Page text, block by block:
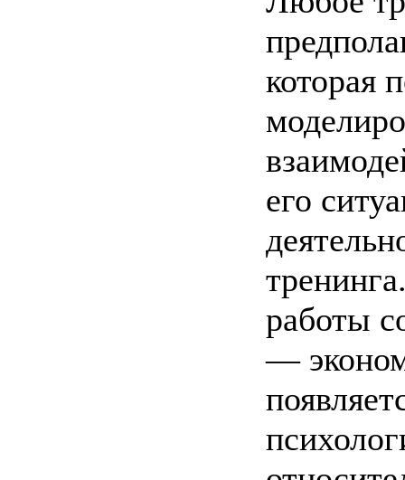
которая
его
работы
—